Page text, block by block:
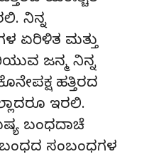
ನಿನ್ನ
ಏರಿಳಿತ ಮತ್ತು
ಜನ್ಮ ನಿನ್ನ
ಹತ್ತಿರದ
ಇರಲಿ.
ಬಂಧದಾಚೆ
ಬಂಧದ ಸಂಬಂಧಗಳ